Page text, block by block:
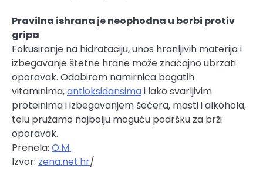
Pravilna ishrana je neophodna u borbi protiv
gripa
Fokusiranje na hidrataciju, unos hranljivih materija i
izbegavanje štetne hrane može značajno ubrzati
oporavak. Odabirom namirnica bogatih
vitaminima,antioksidansimai lako svarljivim
proteinima i izbegavanjem šećera, masti i alkohola,
telu pružamo najbolju moguću podršku za brži
oporavak.
Prenela: O.M.
Izvor: zena.net.hr/